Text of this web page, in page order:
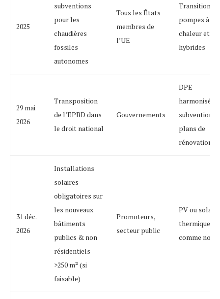
2025
subventions
pour les
chaudières
fossiles
autonomes
Tous les États
membres de
l’UE
Transition
pompes à
chaleur et
hybrides
29 mai
2026
Transposition
de l’EPBD dans
le droit national
Gouvernements
DPE
harmonisés,
subventions,
plans de
rénovation
31 déc.
2026
Installations
solaires
obligatoires sur
les nouveaux
bâtiments
publics & non
résidentiels
>250 m² (si
faisable)
Promoteurs,
secteur public
PV ou solaire
thermique
comme